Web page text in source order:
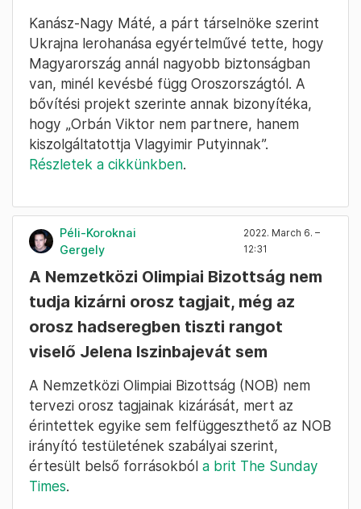
A BBC szerint a háború kezdete óta
megtriplázódott az orosz nyelvű híroldalukon
az egy hétre jutó látogatók száma.
Péli-Koroknai
Gergely
2022. March 6. –
12:32
Petíciót indít a paksi bővítés ellen az
Kanász-Nagy Máté, a párt társelnöke szerint
Ukrajna lerohanása egyértelművé tette, hogy
Magyarország annál nagyobb biztonságban
van, minél kevésbé függ Oroszországtól. A
bővítési projekt szerinte annak bizonyítéka,
hogy „Orbán Viktor nem partnere, hanem
kiszolgáltatottja Vlagyimir Putyinnak”.
Péli-Koroknai
Gergely
2022. March 6. –
12:31
A Nemzetközi Olimpiai Bizottság nem